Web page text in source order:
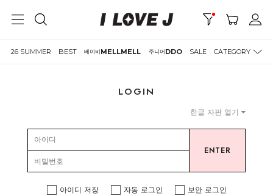
26 SUMMER BEST 베이비MELLMELL 주니어DDO SALE CATEGORY
LOGIN
한글 자판 열기
ENTER
아이디 저장 자동 로그인 보안 로그인